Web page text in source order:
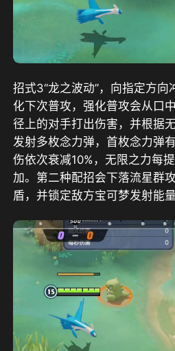
招式3“龙之波动”，向指定方向
化下次普攻，强化普攻会从口
径上的对手打出伤害，并根据
发射多枚念力弹，首枚念力弹
伤依次衰减10%，无限之力每
加。第二种配招会下落流星群
盾，并锁定敌方宝可梦发射能量